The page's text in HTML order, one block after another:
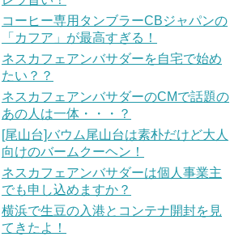
コーヒー専用タンブラーCBジャパンの
「カフア」が最高すぎる！
ネスカフェアンバサダーを自宅で始め
たい？？
ネスカフェアンバサダーのCMで話題の
あの人は一体・・・？
[尾山台]バウム尾山台は素朴だけど大人
向けのバームクーヘン！
ネスカフェアンバサダーは個人事業主
でも申し込めますか？
横浜で生豆の入港とコンテナ開封を見
てきたよ！